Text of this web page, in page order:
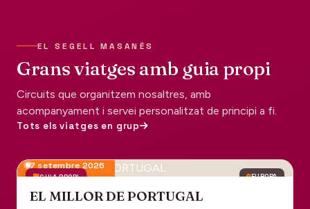
EL SEGELL MASANÉS
Grans viatges amb guia propi
Circuits que organitzem nosaltres, amb
acompanyament i servei personalitzat de principi a fi.
Tots els viatges en grup
GUIA PROPI EUROPA
7 setembre 2026
EL MILLOR DE PORTUGAL